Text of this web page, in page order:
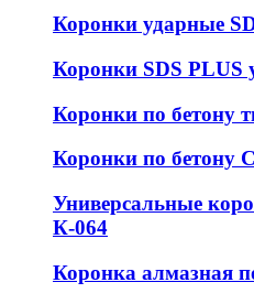
Коронки ударные
Коронки SDS PLUS
Коронки по бетону
Коронки по бетону
Универсальные
К-064
Коронка алмазная